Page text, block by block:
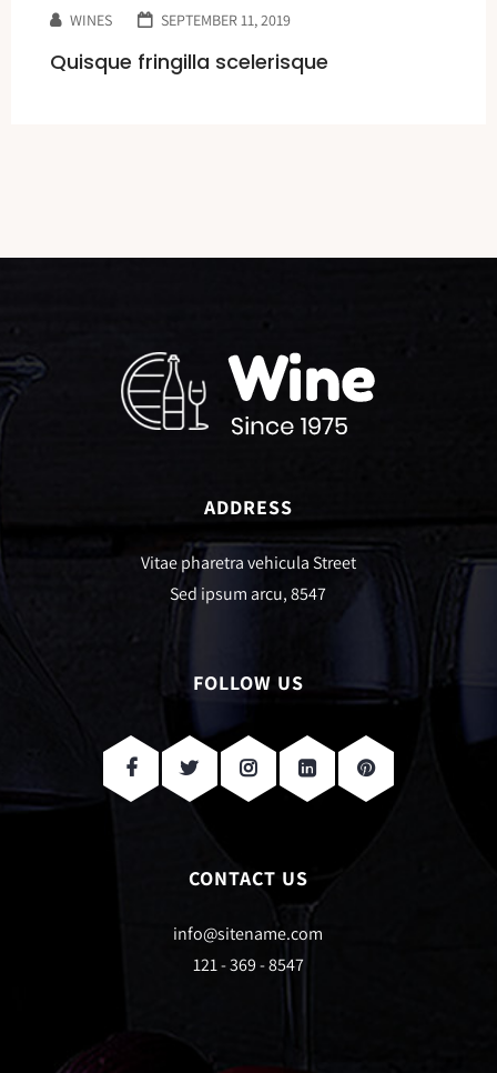
WINES SEPTEMBER 11, 2019
Quisque fringilla scelerisque
ADDRESS
Vitae pharetra vehicula Street
Sed ipsum arcu, 8547
FOLLOW US
CONTACT US
info@sitename.com
121 - 369 - 8547